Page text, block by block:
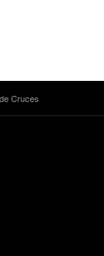
Cruces